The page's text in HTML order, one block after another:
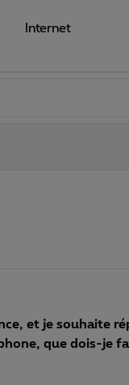
Internet
et je souhaite
que dois-je